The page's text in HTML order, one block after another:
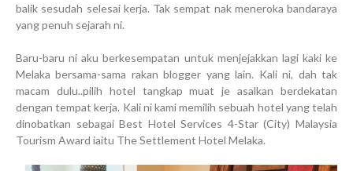
balik sesudah selesai kerja. Tak sempat nak meneroka bandaraya
yang penuh sejarah ni.
Baru-baru ni aku berkesempatan untuk menjejakkan lagi kaki ke
Melaka bersama-sama rakan blogger yang lain. Kali ni, dah tak
macam dulu..pilih hotel tangkap muat je asalkan berdekatan
dengan tempat kerja. Kali ni kami memilih sebuah hotel yang telah
dinobatkan sebagai Best Hotel Services 4-Star (City) Malaysia
Tourism Award iaitu The Settlement Hotel Melaka.